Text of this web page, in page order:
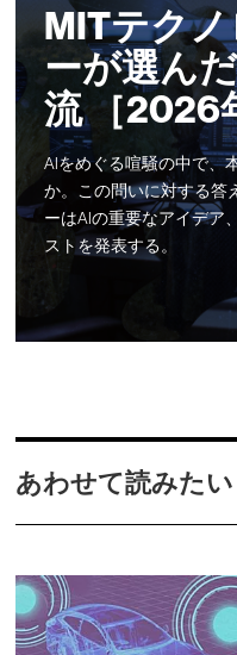
MITテク
ーが選ん
流 ［2026
AIをめぐる喧騒の中で、
か。この問いに対する答
ーはAIの重要なアイデア
ストを発表する。
あわせて読みたい